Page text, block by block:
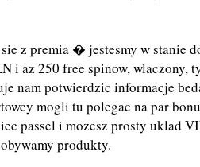
z premia � jestesmy w stanie
i az 250 free spinow, wlaczony,
nam potwierdzic informacje
mogli tu polegac na par
passel i mozesz prosty uklad
produkty.